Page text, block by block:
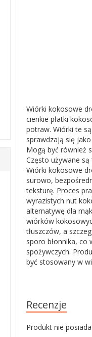
Wiórki kokosowe
cienkie płatki
potraw. Wiórki te
sprawdzają się
Mogą być również
Często używane
Wiórki kokosowe
surowo,
teksturę. Proces
wyrazistych nut
alternatywę dla
wiórków
tłuszczów, a
sporo błonnika, co
spożywczych.
być stosowany w
Recenzje
Produkt nie